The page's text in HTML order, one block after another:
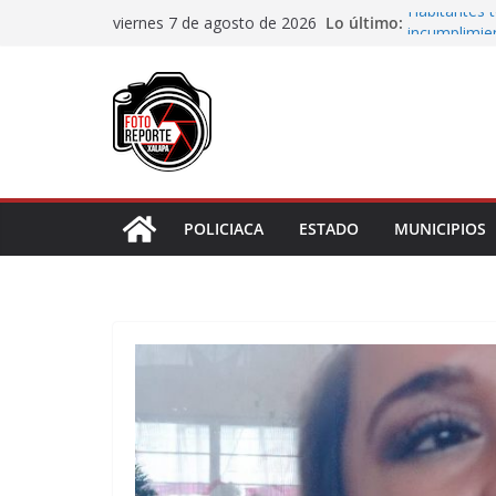
viernes 7 de agosto de 2026 Lo último: Habitantes
Centro de
POLICIACA ESTADO MUNICIPIOS